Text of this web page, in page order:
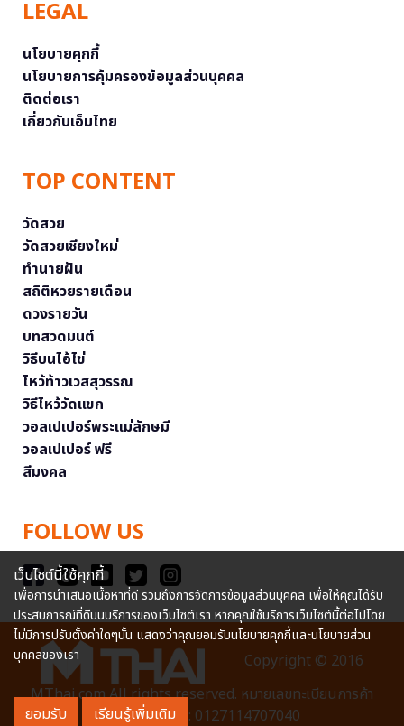
LEGAL
นโยบายคุกกี้
นโยบายการคุ้มครองข้อมูลส่วนบุคคล
ติดต่อเรา
เกี่ยวกับเอ็มไทย
TOP CONTENT
วัดสวย
วัดสวยเชียงใหม่
ทำนายฝัน
สถิติหวยรายเดือน
ดวงรายวัน
บทสวดมนต์
วิธีบนไอ้ไข่
ไหว้ท้าวเวสสุวรรณ
วิธีไหว้วัดแขก
วอลเปเปอร์พระแม่ลักษมี
วอลเปเปอร์ ฟรี
สีมงคล
FOLLOW US
Copyright © 2016
MThai.com All rights reserved. หมายเลขทะเบียนการค้า
อิเล็กทรอนิกส์ : 0127114707040
เว็บไซต์นี้ใช้คุกกี้
เพื่อการนำเสนอเนื้อหาที่ดี รวมถึงการจัดการข้อมูลส่วนบุคคล เพื่อให้คุณได้รับ
ประสบการณ์ที่ดีบนบริการของเว็บไซต์เรา หากคุณใช้บริการเว็บไซต์นี้ต่อไปโดย
ไม่มีการปรับตั้งค่าใดๆนั้น แสดงว่าคุณยอมรับนโยบายคุกกี้และนโยบายส่วน
บุคคลของเรา
ยอมรับ เรียนรู้เพิ่มเติม